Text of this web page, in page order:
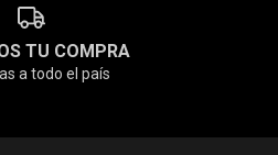
TU COMPRA
a todo el país